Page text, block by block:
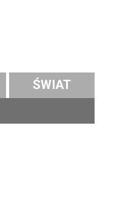
ŚWIAT